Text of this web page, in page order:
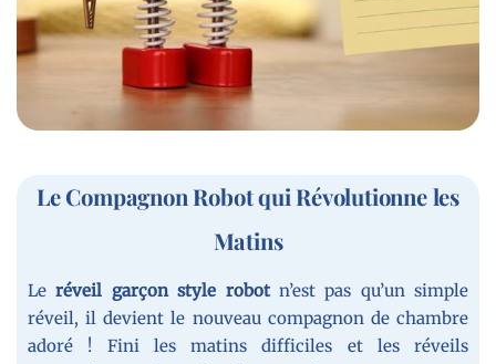
Le Compagnon Robot qui Révolutionne les
Matins
Leréveil garçon style robotn’est pas qu’un simple
réveil, il devient le nouveau compagnon de chambre
adoré ! Fini les matins difficiles et les réveils